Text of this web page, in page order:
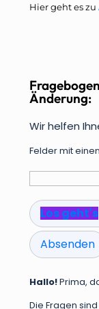
Hier geht es zu
Änderung:
Wir helfen
Felder mit
Los geht's
Absenden
Hallo!Prima,
Die Fragen